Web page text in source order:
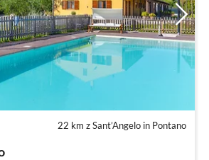
22 km z Sant’Angelo in Pontano